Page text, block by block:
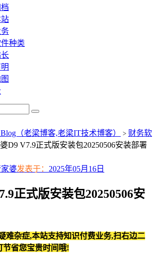
种类
（老梁博客,老梁IT技术博客） > 财务软
D9 V7.9正式版安装包20250506安装部署
婆发表于： 2025年05月16日
正式版安装包20250506安
难杂症,本站支持知识付费业务,扫右边二
节省您宝贵时间哦!